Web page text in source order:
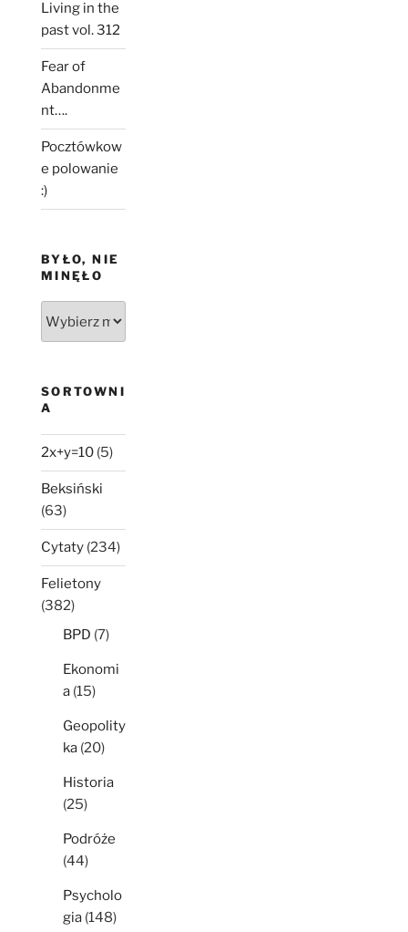
Living in the
past vol. 312
Fear of
Abandonme
nt….
Pocztówkow
e polowanie
:)
BYŁO, NIE
MINĘŁO
SORTOWNI
A
2x+y=10 (5)
Beksiński
(63)
Cytaty (234)
Felietony
(382)
BPD (7)
Ekonomi
a (15)
Geopolity
ka (20)
Historia
(25)
Podróże
(44)
Psycholo
gia (148)